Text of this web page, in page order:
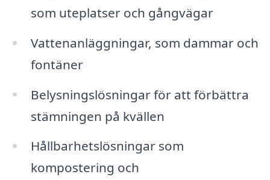
som uteplatser och gångvägar
Vattenanläggningar, som dammar och
fontäner
Belysningslösningar för att förbättra
stämningen på kvällen
Hållbarhetslösningar som
kompostering och